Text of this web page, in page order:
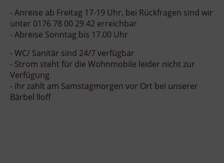
- Anreise ab Freitag 17-19 Uhr, bei Rückfragen sind wir
unter 0176 78 00 29 42 erreichbar
- Abreise Sonntag bis 17.00 Uhr
- WC/ Sanitär sind 24/7 verfügbar
- Strom steht für die Wohnmobile leider nicht zur
Verfügung
- ihr zahlt am Samstagmorgen vor Ort bei unserer
Bärbel Iloff